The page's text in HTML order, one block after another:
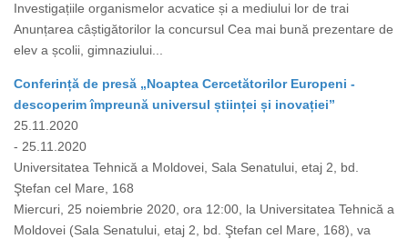
Investigațiile organismelor acvatice și a mediului lor de trai
Anunțarea câștigătorilor la concursul Cea mai bună prezentare de
elev a școlii, gimnaziului...
Conferință de presă „Noaptea Cercetătorilor Europeni -
descoperim împreună universul științei și inovației”
25.11.2020
- 25.11.2020
Universitatea Tehnică a Moldovei, Sala Senatului, etaj 2, bd.
Ştefan cel Mare, 168
Miercuri, 25 noiembrie 2020, ora 12:00, la Universitatea Tehnică a
Moldovei (Sala Senatului, etaj 2, bd. Ştefan cel Mare, 168), va